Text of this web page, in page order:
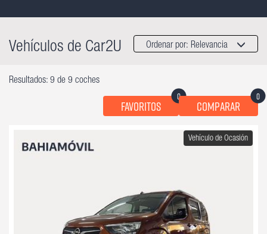
Vehículos de Car2U Ordenar por: Relevancia
Resultados: 9 de 9 coches
Favoritos
0
Comparar
0
Vehículo de Ocasión